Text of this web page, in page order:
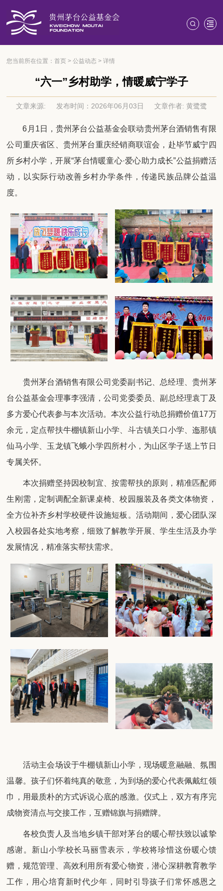
您当前所在位置：首页 >公益动态 >详情
“六一”乡村助学，情暖威宁学子
文章来源: 发布时间：2026年06月03日 文章作者: 黄鹭鹭
6月1日，贵州茅台公益基金会联动贵州茅台酒销售有限
公司重庆省区、贵州茅台重庆经销商联谊会，赴毕节威宁四
所乡村小学，开展“茅台情暖童心·爱心助力成长”公益捐赠活
动，以实际行动改善乡村办学条件，传递民族品牌公益温
度。
贵州茅台酒销售有限公司党委副书记、总经理、贵州茅
台公益基金会理事李强清，公司党委委员、副总经理袁丁及
多方爱心代表参与本次活动。本次公益行动总捐赠价值17万
余元，定点帮扶牛棚镇新山小学、斗古镇关口小学、迤那镇
仙马小学、玉龙镇飞蛾小学四所村小，为山区学子送上节日
专属关怀。
本次捐赠坚持因校制宜、按需帮扶的原则，精准匹配师
生刚需，定制调配全新课桌椅、校园服装及各类文体物资，
全方位补齐乡村学校硬件设施短板。活动期间，爱心团队深
入校园各处实地考察，细致了解教学开展、学生生活及办学
发展情况，精准落实帮扶需求。
活动主会场设于牛棚镇新山小学，现场暖意融融、氛围
温馨。孩子们怀着纯真的敬意，为到场的爱心代表佩戴红领
巾，用最质朴的方式诉说心底的感激。仪式上，双方有序完
成物资清点与交接工作，互赠锦旗与捐赠牌。
各校负责人及当地乡镇干部对茅台的暖心帮扶致以诚挚
感谢。新山小学校长马丽雪表示，学校将珍惜这份暖心馈
赠，规范管理、高效利用所有爱心物资，潜心深耕教育教学
工作，用心培育新时代少年，同时引导孩子们常怀感恩之